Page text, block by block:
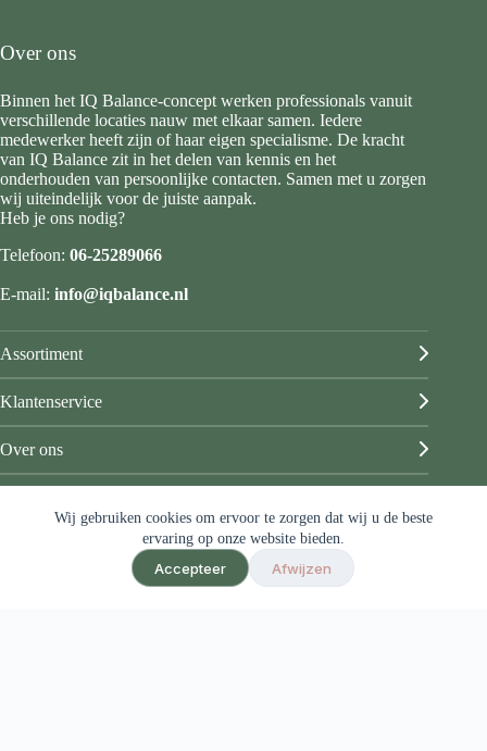
Wij gebruiken cookies om ervoor te zorgen dat wij u de beste
ervaring op onze website bieden.
Accepteer Afwijzen
Over ons
Binnen het IQ Balance-concept werken professionals vanuit
verschillende locaties nauw met elkaar samen. Iedere
medewerker heeft zijn of haar eigen specialisme. De kracht
van IQ Balance zit in het delen van kennis en het
onderhouden van persoonlijke contacten. Samen met u zorgen
wij uiteindelijk voor de juiste aanpak.
Heb je ons nodig?
Telefoon: 06-25289066
E-mail: info@iqbalance.nl
Assortiment
Klantenservice
Over ons
© IQ Balance
Algemene voorwaarden
Privacy & disclaimer